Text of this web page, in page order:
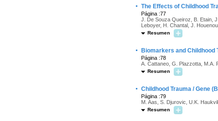
· The Effects of Childhood
Página :77
J. De Souza Queiroz, B. Etain,
Leboyer, H. Chantal, J. Houenou
Resumen
· Biomarkers and Childhood
Página :78
A. Cattaneo, G. Plazzotta, M.A.
Resumen
· Childhood Trauma / Gene
Página :79
M. Aas, S. Djurovic, U.K.
Resumen